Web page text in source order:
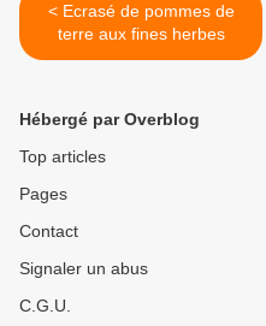
< Ecrasé de pommes de
terre aux fines herbes
Hébergé par Overblog
Top articles
Pages
Contact
Signaler un abus
C.G.U.